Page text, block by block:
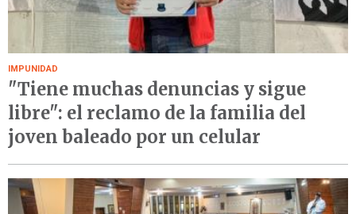
IMPUNIDAD
"Tiene muchas denuncias y sigue
libre": el reclamo de la familia del
joven baleado por un celular